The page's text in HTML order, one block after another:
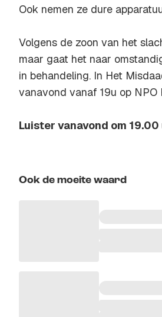
Ook nemen ze dure
Volgens de zoon van het
maar gaat het naar
in behandeling. In Het
vanavond vanaf 19u op NPO
Luister vanavond om
Ook de moeite waard